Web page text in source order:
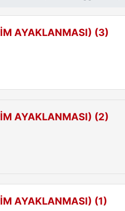
AYAKLANMASI) (3)
AYAKLANMASI) (2)
AYAKLANMASI) (1)